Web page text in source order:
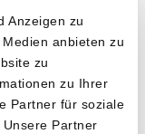
Anzeigen zu
anbieten zu
zu
zu Ihrer
Partner für soziale
Partner